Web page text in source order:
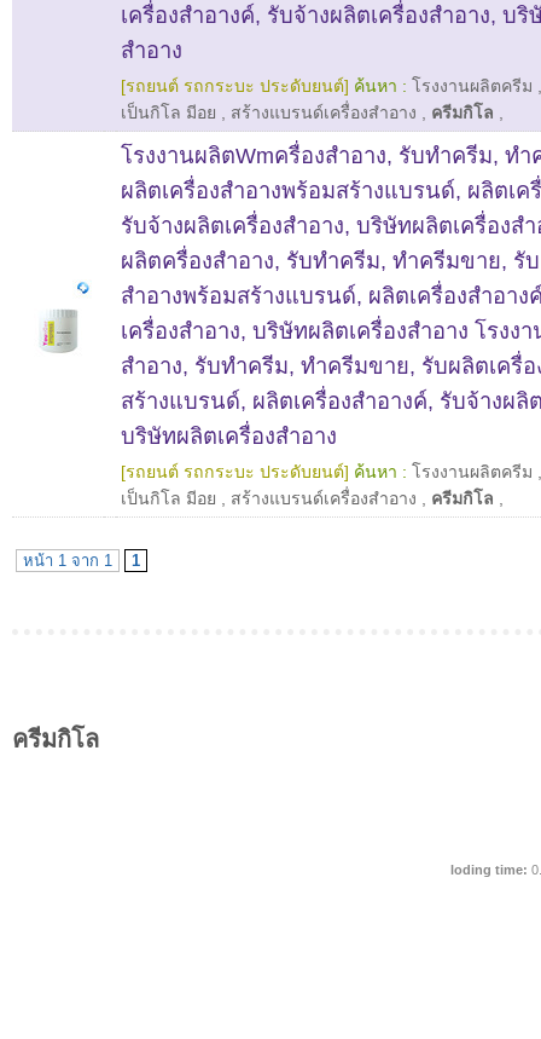
เครื่องสำอางค์, รับจ้างผลิตเครื่องสำอาง, บริ
สำอาง
[รถยนต์ รถกระบะ ประดับยนต์] ค้นหา : โรงงานผลิตครีม
เป็นกิโล มีอย
สร้างแบรนด์เครื่องสำอาง ครีมกิโล
โรงงานผลิตWmครื่องสำอาง, รับทำครีม, ท
ผลิตเครื่องสำอางพร้อมสร้างแบรนด์, ผลิตเค
รับจ้างผลิตเครื่องสำอาง, บริษัทผลิตเครื่องสำ
ผลิตครื่องสำอาง, รับทำครีม, ทำครีมขาย, รั
สำอางพร้อมสร้างแบรนด์, ผลิตเครื่องสำอาง
เครื่องสำอาง, บริษัทผลิตเครื่องสำอาง โรงง
สำอาง, รับทำครีม, ทำครีมขาย, รับผลิตเครื่
สร้างแบรนด์, ผลิตเครื่องสำอางค์, รับจ้างผลิ
บริษัทผลิตเครื่องสำอาง
[รถยนต์ รถกระบะ ประดับยนต์] ค้นหา : โรงงานผลิตครีม
เป็นกิโล มีอย
สร้างแบรนด์เครื่องสำอาง ครีมกิโล
หน้า 1 จาก 1 1
ครีมกิโล
loding time: